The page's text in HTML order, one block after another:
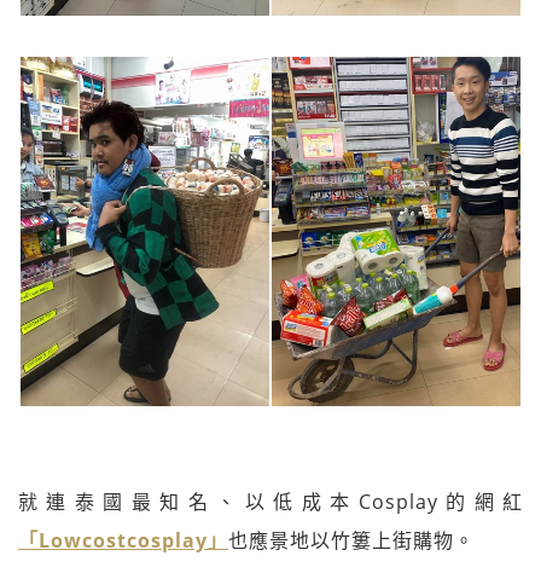
就連泰國最知名、以低成本Cosplay的網紅
「Lowcostcosplay」 也應景地以竹簍上街購物。